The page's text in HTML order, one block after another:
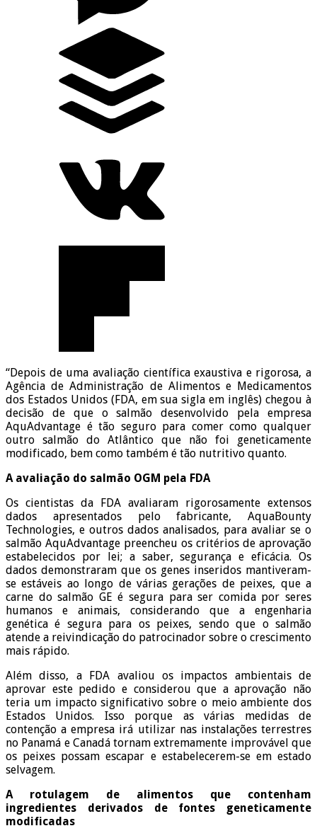
“Depois de uma avaliação científica exaustiva e rigorosa, a
Agência de Administração de Alimentos e Medicamentos
dos Estados Unidos (FDA, em sua sigla em inglês) chegou à
decisão de que o salmão desenvolvido pela empresa
AquAdvantage é tão seguro para comer como qualquer
outro salmão do Atlântico que não foi geneticamente
modificado, bem como também é tão nutritivo quanto.
A avaliação do salmão OGM pela FDA
Os cientistas da FDA avaliaram rigorosamente extensos
dados apresentados pelo fabricante, AquaBounty
Technologies, e outros dados analisados, para avaliar se o
salmão AquAdvantage preencheu os critérios de aprovação
estabelecidos por lei; a saber, segurança e eficácia. Os
dados demonstraram que os genes inseridos mantiveram-
se estáveis ao longo de várias gerações de peixes, que a
carne do salmão GE é segura para ser comida por seres
humanos e animais, considerando que a engenharia
genética é segura para os peixes, sendo que o salmão
atende a reivindicação do patrocinador sobre o crescimento
mais rápido.
Além disso, a FDA avaliou os impactos ambientais de
aprovar este pedido e considerou que a aprovação não
teria um impacto significativo sobre o meio ambiente dos
Estados Unidos. Isso porque as várias medidas de
contenção a empresa irá utilizar nas instalações terrestres
no Panamá e Canadá tornam extremamente improvável que
os peixes possam escapar e estabelecerem-se em estado
selvagem.
A rotulagem de alimentos que contenham
ingredientes derivados de fontes geneticamente
modificadas